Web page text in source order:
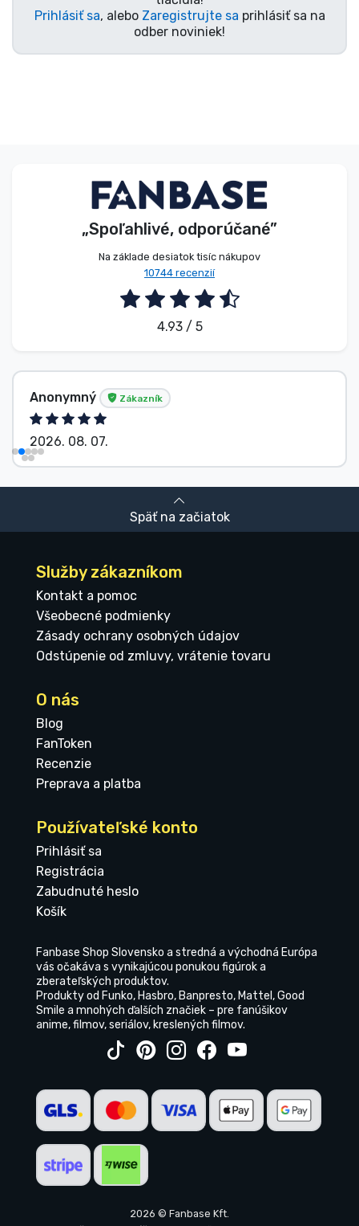
Prihlásiť sa, alebo Zaregistrujte sa prihlásiť sa na
odber noviniek!
„Spoľahlivé, odporúčané”
Na základe desiatok tisíc nákupov
10744 recenzií
4.93 / 5
Anonymný Zákazník
2026. 08. 07.
Späť na začiatok
Služby zákazníkom
Kontakt a pomoc
Všeobecné podmienky
Zásady ochrany osobných údajov
Odstúpenie od zmluvy, vrátenie tovaru
O nás
Blog
FanToken
Recenzie
Preprava a platba
Používateľské konto
Prihlásiť sa
Registrácia
Zabudnuté heslo
Košík
Fanbase Shop Slovensko a stredná a východná Európa
vás očakáva s vynikajúcou ponukou figúrok a
zberateľských produktov.
Produkty od Funko, Hasbro, Banpresto, Mattel, Good
Smile a mnohých ďalších značiek – pre fanúšikov
anime, filmov, seriálov, kreslených filmov.
2026 © Fanbase Kft.
Zoradiť podľa hier